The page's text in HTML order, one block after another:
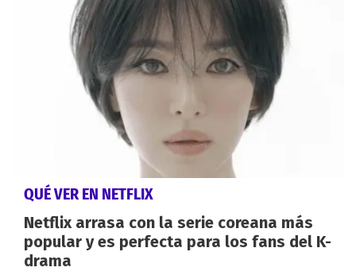
QUÉ VER EN NETFLIX
Netflix arrasa con la serie coreana más
popular y es perfecta para los fans del K-
drama